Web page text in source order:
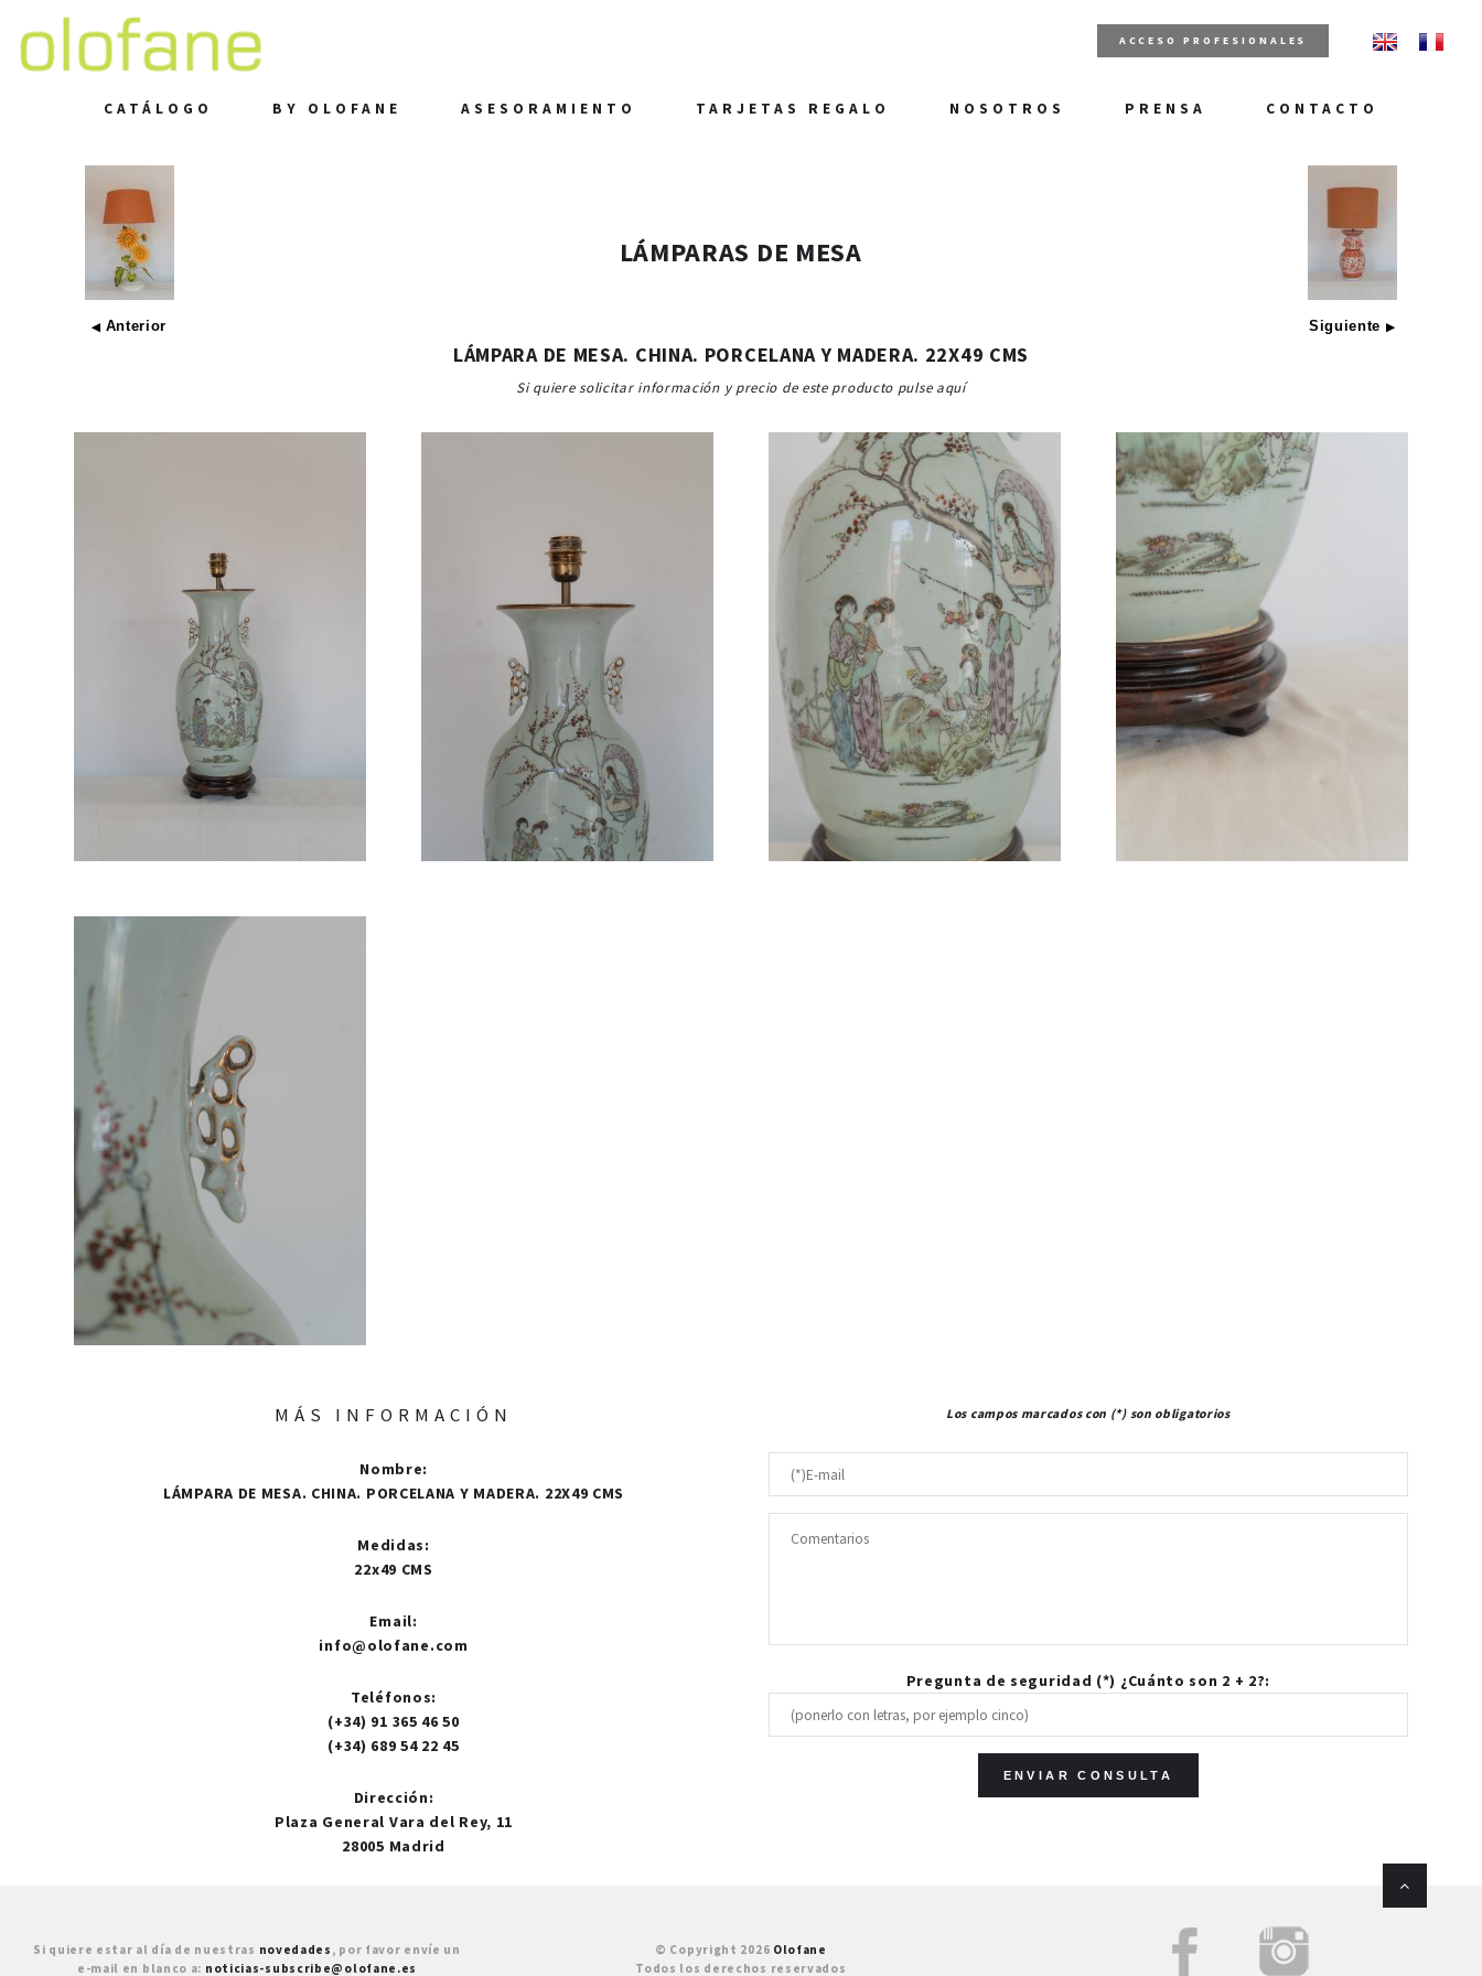
ACCESO PROFESIONALES
CATÁLOGO BY OLOFANE ASESORAMIENTO TARJETAS REGALO NOSOTROS PRENSA CONTACTO
◀ Anterior
LÁMPARAS DE MESA
Siguiente ▶
LÁMPARA DE MESA. CHINA. PORCELANA Y MADERA. 22X49 CMS
Si quiere solicitar información y precio de este producto pulse aquí
MÁS INFORMACIÓN
Nombre:
LÁMPARA DE MESA. CHINA. PORCELANA Y MADERA. 22X49 CMS
Medidas:
22x49 CMS
Email:
info@olofane.com
Teléfonos:
(+34) 91 365 46 50
(+34) 689 54 22 45
Dirección:
Plaza General Vara del Rey, 11
28005 Madrid
Los campos marcados con (*) son obligatorios
Pregunta de seguridad (*) ¿Cuánto son 2 + 2?:
Si quiere estar al día de nuestras novedades , por favor envíe un
e-mail en blanco a: noticias-subscribe@olofane.es
© Copyright 2026 Olofane
Todos los derechos reservados